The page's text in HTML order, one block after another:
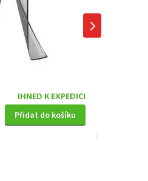
IHNED K EXPEDICI
Přidat do košíku